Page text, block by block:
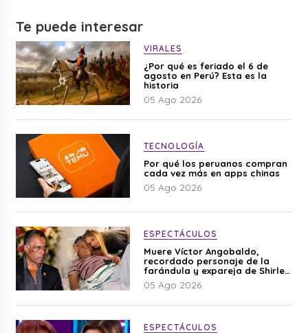
Te puede interesar
VIRALES
¿Por qué es feriado el 6 de
agosto en Perú? Esta es la
historia
05 Ago 2026
TECNOLOGÍA
Por qué los peruanos compran
cada vez más en apps chinas
05 Ago 2026
ESPECTÁCULOS
Muere Víctor Angobaldo,
recordado personaje de la
farándula y expareja de Shirley
Cherres
05 Ago 2026
ESPECTÁCULOS